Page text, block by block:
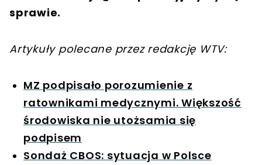
sprawie.
Artykuły polecane przez redakcję WTV:
MZ podpisało porozumienie z
ratownikami medycznymi. Większość
środowiska nie utożsamia się
podpisem
Sondaż CBOS: sytuacja w Polsce